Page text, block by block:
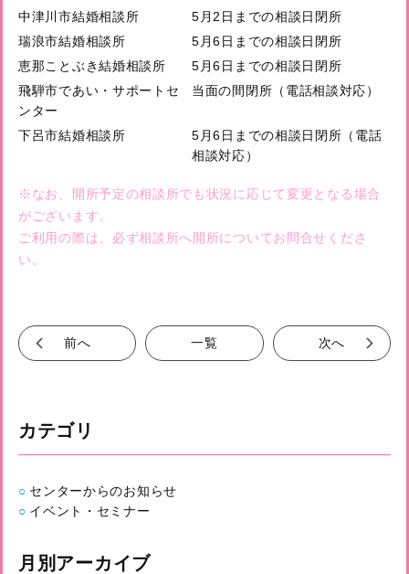
中津川市結婚相談所
5月2日までの相談日閉所
瑞浪市結婚相談所
5月6日までの相談日閉所
恵那ことぶき結婚相談所
5月6日までの相談日閉所
飛騨市であい・サポートセ
ンター
当面の間閉所（電話相談対応）
下呂市結婚相談所
5月6日までの相談日閉所（電話
相談対応）
※なお、開所予定の相談所でも状況に応じて変更となる場合
がございます。
ご利用の際は、必ず相談所へ開所についてお問合せくださ
い。
前へ 一覧 次へ
カテゴリ
センターからのお知らせ
イベント・セミナー
月別アーカイブ